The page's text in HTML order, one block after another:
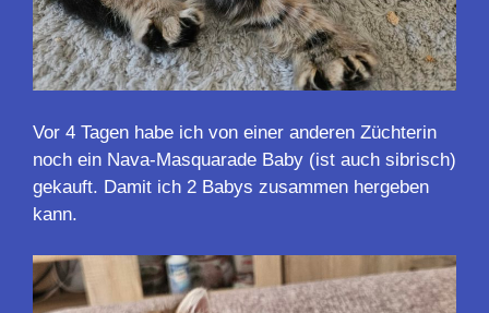
Vor 4 Tagen habe ich von einer anderen Züchterin
noch ein Nava-Masquarade Baby (ist auch sibrisch)
gekauft. Damit ich 2 Babys zusammen hergeben
kann.